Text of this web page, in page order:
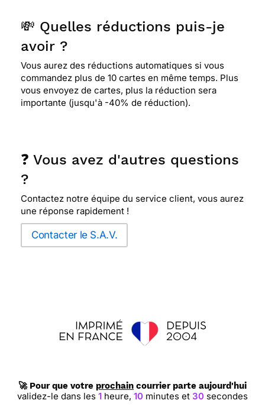
💸 Quelles réductions puis-je
avoir ?
Vous aurez des réductions automatiques si vous
commandez plus de 10 cartes en même temps. Plus
vous envoyez de cartes, plus la réduction sera
importante (jusqu'à -40% de réduction).
❓ Vous avez d'autres questions
?
Contactez notre équipe du service client, vous aurez
une réponse rapidement !
Contacter le S.A.V.
🚀 Pour que votre prochain courrier parte aujourd'hui
validez-le dans les1 heure,10 minutes et29secondes